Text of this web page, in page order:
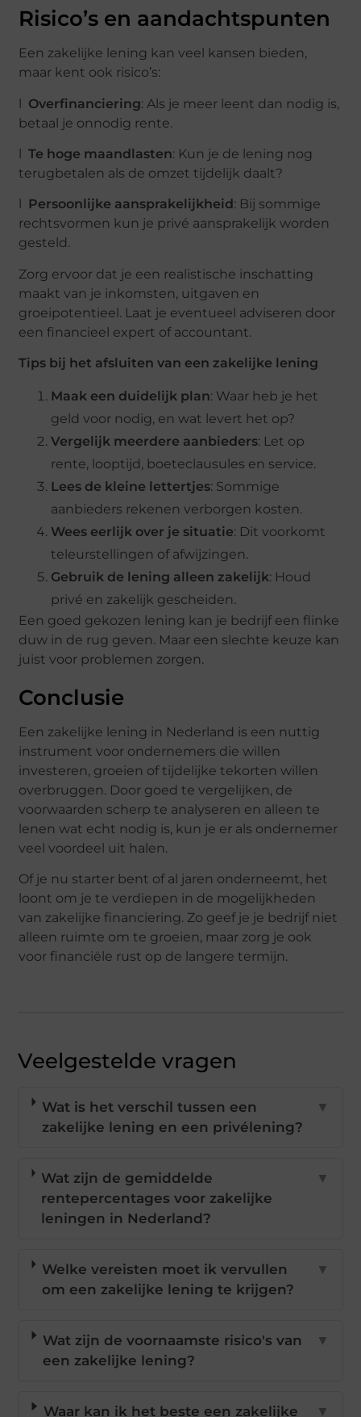
Risico’s en aandachtspunten
Een zakelijke lening kan veel kansen bieden,
maar kent ook risico’s:
l Overfinanciering: Als je meer leent dan nodig is,
betaal je onnodig rente.
lTe hoge maandlasten: Kun je de lening nog
terugbetalen als de omzet tijdelijk daalt?
Persoonlijke aansprakelijkheid : Bij sommige
rechtsvormen kun je privé aansprakelijk worden
gesteld.
Zorg ervoor dat je een realistische inschatting
maakt van je inkomsten, uitgaven en
groeipotentieel. Laat je eventueel adviseren door
een financieel expert of accountant.
Tips bij het afsluiten van een zakelijke lening
Maak een duidelijk plan: Waar heb je het
geld voor nodig, en wat levert het op?
Vergelijk meerdere aanbieders: Let op
rente, looptijd, boeteclausules en service.
Lees de kleine lettertjes: Sommige
aanbieders rekenen verborgen kosten.
Wees eerlijk over je situatie: Dit voorkomt
teleurstellingen of afwijzingen.
Gebruik de lening alleen zakelijk: Houd
privé en zakelijk gescheiden.
Een goed gekozen lening kan je bedrijf een flinke
duw in de rug geven. Maar een slechte keuze kan
juist voor problemen zorgen.
Conclusie
Een zakelijke lening in Nederland is een nuttig
instrument voor ondernemers die willen
investeren, groeien of tijdelijke tekorten willen
overbruggen. Door goed te vergelijken, de
voorwaarden scherp te analyseren en alleen te
lenen wat echt nodig is, kun je er als ondernemer
veel voordeel uit halen.
Of je nu starter bent of al jaren onderneemt, het
loont om je te verdiepen in de mogelijkheden
van zakelijke financiering. Zo geef je je bedrijf niet
alleen ruimte om te groeien, maar zorg je ook
voor financiële rust op de langere termijn.
Veelgestelde vragen
Wat is het verschil tussen een
zakelijke lening en een privélening?
▼
Wat zijn de gemiddelde
rentepercentages voor zakelijke
leningen in Nederland?
▼
Welke vereisten moet ik vervullen
om een zakelijke lening te krijgen?
▼
Wat zijn de voornaamste risico's van
een zakelijke lening?
▼
Waar kan ik het beste een zakelijke ▼